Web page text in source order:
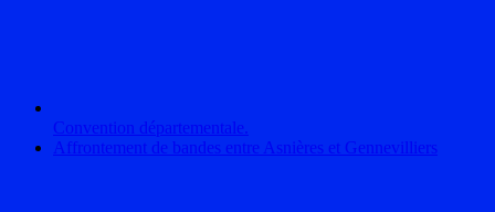
Convention départementale.
Affrontement de bandes entre Asnières et Gennevilliers